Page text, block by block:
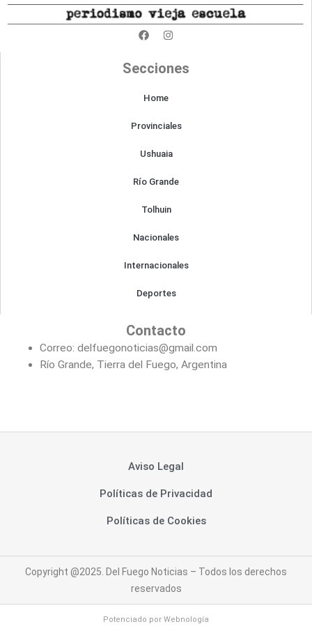
F
a
b
k
I
n
a
a
Secciones
Home
Provinciales
Ushuaia
Río Grande
Tolhuin
Nacionales
Internacionales
Deportes
Contacto
Correo: delfuegonoticias@gmail.com
Río Grande, Tierra del Fuego, Argentina
Aviso Legal
Políticas de Privacidad
Políticas de Cookies
Copyright @2025. Del Fuego Noticias – Todos los derechos
reservados
Potenciado por Webnología